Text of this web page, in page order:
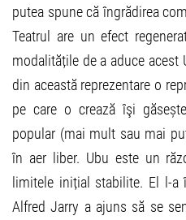
putea spune că îngrădirea
Teatrul are un efect
modalitățile de a aduce acest
din această reprezentare o
pe care o crează îşi
popular (mai mult sau mai
în aer liber. Ubu este un
limitele inițial stabilite. El l-a
Alfred Jarry a ajuns să se